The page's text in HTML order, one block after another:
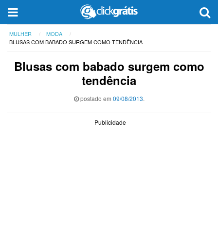
MULHER
MODA
BLUSAS COM BABADO SURGEM COMO TENDÊNCIA
Blusas com babado surgem como
tendência
postado em 09/08/2013.
Publicidade